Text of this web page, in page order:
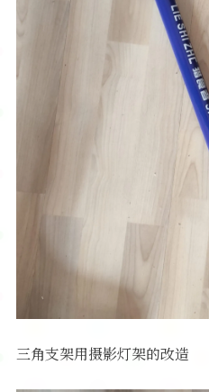
三角支架用摄影灯架的改造